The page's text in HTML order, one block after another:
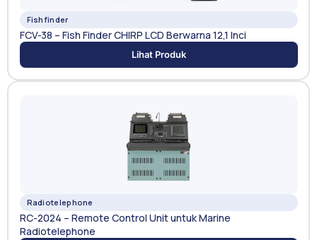
Fishfinder
FCV-38 – Fish Finder CHIRP LCD Berwarna 12,1 Inci
Lihat Produk
Radiotelephone
RC-2024 – Remote Control Unit untuk Marine
Radiotelephone